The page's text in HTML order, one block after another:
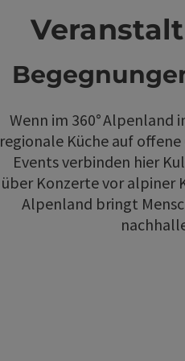
Wenn im 360°
regionale Küche auf
Events verbinden hier
über Konzerte vor alpiner
Alpenland bringt